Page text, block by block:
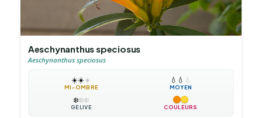
Aeschynanthus speciosus
Aeschynanthus speciosus
☀️☀️☀️
MI-OMBRE
💧 💧 💧
MOYEN
❄️❄️❄️
GÉLIVE COULEURS